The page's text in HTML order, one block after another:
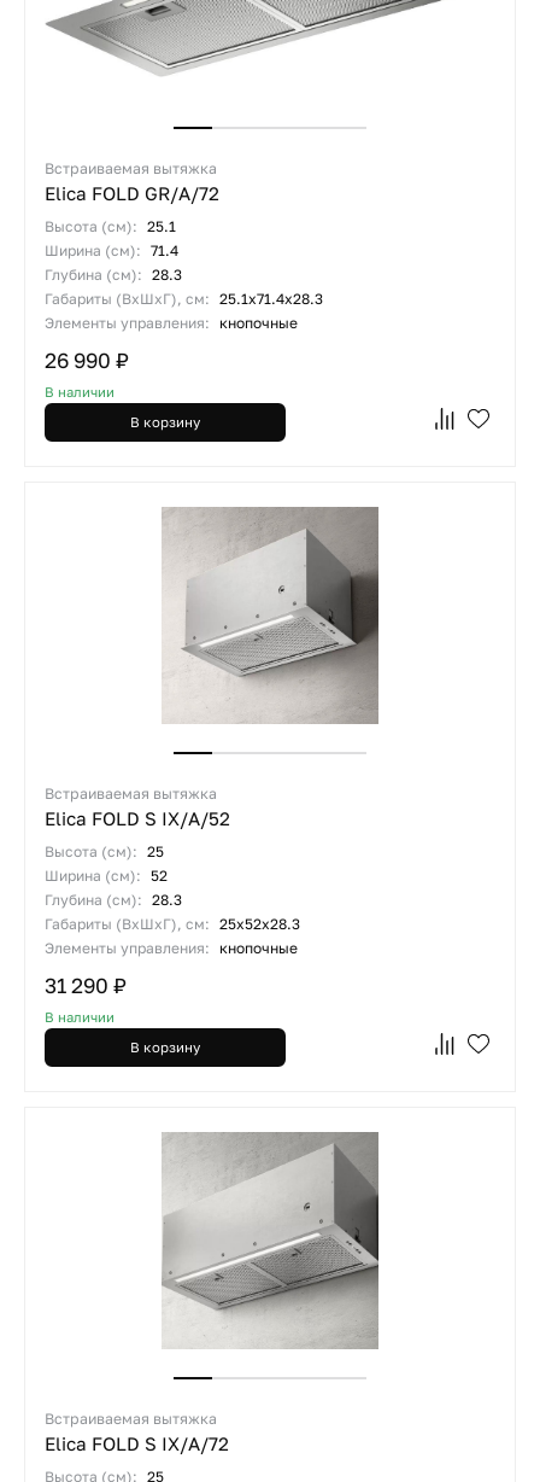
Встраиваемая вытяжка
Elica FOLD GR/A/72
Высота (см): 25.1
Ширина (см): 71.4
Глубина (см): 28.3
Габариты (ВхШхГ), см: 25.1х71.4х28.3
Элементы управления:
кнопочные
26 990 ₽
В наличии
В корзину
Встраиваемая вытяжка
Elica FOLD S IX/A/52
Высота (см): 25
Ширина (см): 52
Глубина (см): 28.3
Габариты (ВхШхГ), см: 25х52х28.3
Элементы управления:
кнопочные
31 290 ₽
В наличии
В корзину
Встраиваемая вытяжка
Elica FOLD S IX/A/72
Высота (см): 25